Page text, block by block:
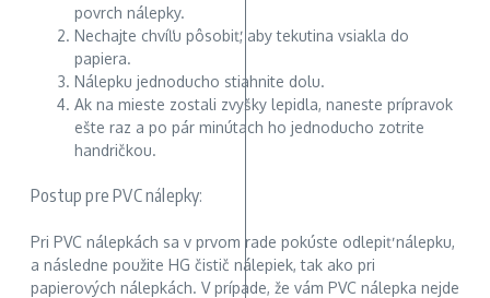
povrch nálepky.
Nechajte chvíľu pôsobiť, aby tekutina vsiakla do
papiera.
Nálepku jednoducho stiahnite dolu.
Ak na mieste zostali zvyšky lepidla, naneste prípravok
ešte raz a po pár minútach ho jednoducho zotrite
handričkou.
Postup pre PVC nálepky:
Pri PVC nálepkách sa v prvom rade pokúste odlepiť nálepku,
a následne použite HG čistič nálepiek, tak ako pri
papierových nálepkách. V prípade, že vám PVC nálepka nejde